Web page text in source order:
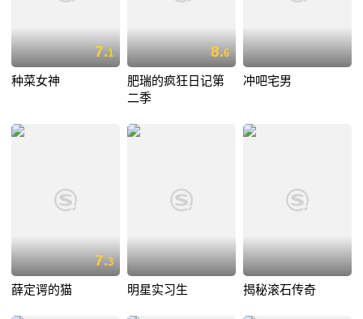
7.1
种菜女神
8.6
肥瑞的疯狂日记第
二季
冲吧宅男
7.3
薛定谔的猫 明星实习生 揭秘滚石传奇